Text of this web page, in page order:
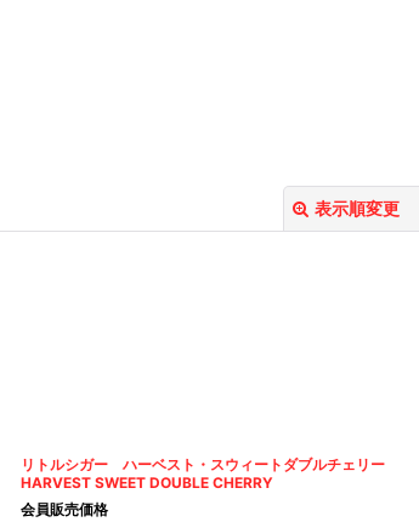
表示順変更
絞り込む
リトルシガー ハーベスト・スウィートダブルチェリー
HARVEST SWEET DOUBLE CHERRY
会員販売価格